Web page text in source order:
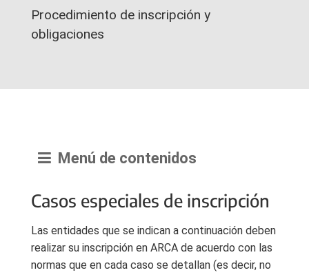
Procedimiento de inscripción y
obligaciones
Menú de contenidos
Casos especiales de inscripción
Las entidades que se indican a continuación deben
realizar su inscripción en ARCA de acuerdo con las
normas que en cada caso se detallan (es decir, no